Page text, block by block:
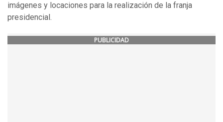
imágenes y locaciones para la realización de la franja
presidencial.
PUBLICIDAD